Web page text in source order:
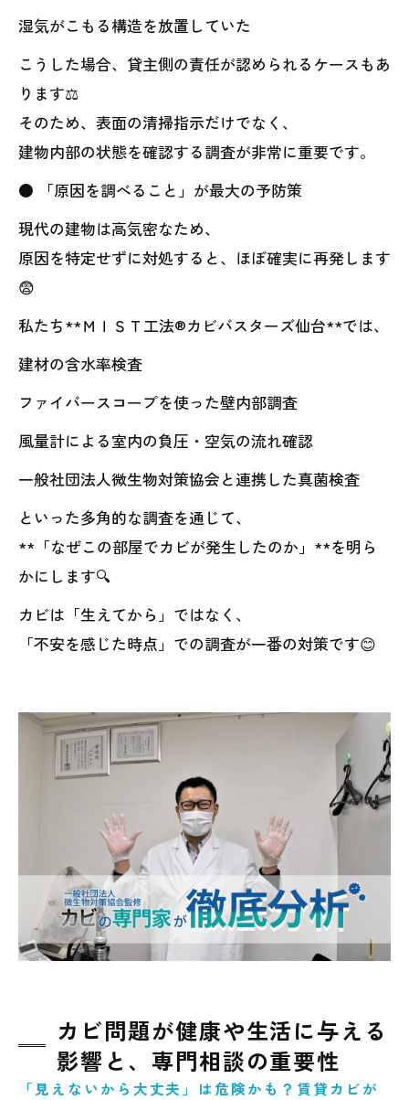
湿気がこもる構造を放置していた
こうした場合、貸主側の責任が認められるケースもあ
ります⚖️
そのため、表面の清掃指示だけでなく、
建物内部の状態を確認する調査が非常に重要です。
● 「原因を調べること」が最大の予防策
現代の建物は高気密なため、
原因を特定せずに対処すると、ほぼ確実に再発します
😨
私たち**ＭＩＳＴ工法®カビバスターズ仙台**では、
建材の含水率検査
ファイバースコープを使った壁内部調査
風量計による室内の負圧・空気の流れ確認
一般社団法人微生物対策協会と連携した真菌検査
といった多角的な調査を通じて、
**「なぜこの部屋でカビが発生したのか」**を明ら
かにします🔍
カビは「生えてから」ではなく、
「不安を感じた時点」での調査が一番の対策です😊
カビ問題が健康や生活に与える
影響と、専門相談の重要性
「見えないから大丈夫」は危険かも？賃貸カビが